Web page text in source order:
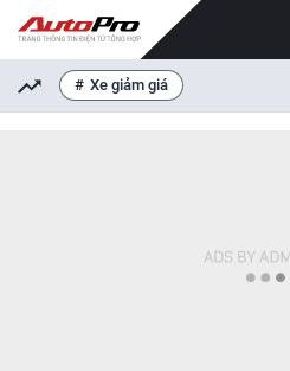
Xe giảm giá